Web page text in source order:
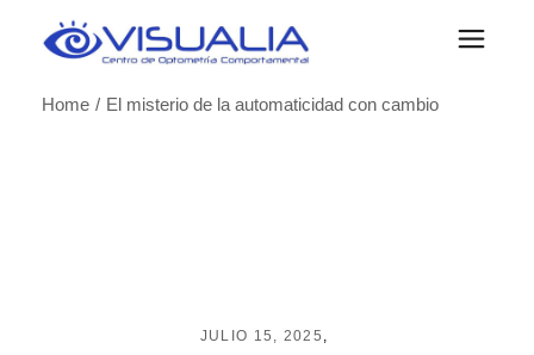
Home
El misterio de la automaticidad con cambio
JULIO 15, 2025